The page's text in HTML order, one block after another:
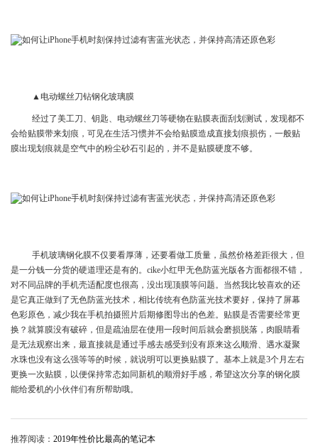
▲电动螺丝刀钻钢化玻璃膜
经过了美工刀、钥匙、电动螺丝刀等硬物在贴膜表面刮划测试，发现都不
会给贴膜带来划痕，可见在生活习惯并不会给贴膜造成直接划痕损伤，一般贴
膜出现划痕就是空气中的粉尘砂石引起的，并不是贴膜硬度不够。
手机玻璃钢化膜不仅要看厚薄，还要看做工质量，虽然价格差距很大，但
是一分钱一分货的硬道理还是有的。cike小红甲无色防蓝光版各方面都很不错，
对不同品牌的手机壳适配度也很高，没出现顶膜等问题。当然我比较喜欢的还
是它真正做到了无色防蓝光技术，相比传统有色防蓝光技术要好，保持了屏幕
色彩原色，减少我在手机拍摄照片后期修图导出的色差。贴膜是否需要经常更
换？就算膜没有破碎，但是疏油层在使用一段时间后就会磨损脱落，肉眼睛看
是无法观察出来，最直接就是通过手感去感受到没有原来这么顺滑、遇水凝聚
水珠也没有这么强等等的时候，就说明可以更换贴膜了。基本上就是3个月左右
更换一次贴膜，以便保持常态如同新机的顺滑好手感，希望这次分享的钢化膜
能给爱机的小伙伴们有所帮助哦。
推荐阅读： 2019年性价比最高的笔记本